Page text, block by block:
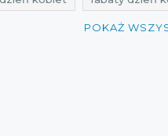
przeceny
POKAŻ